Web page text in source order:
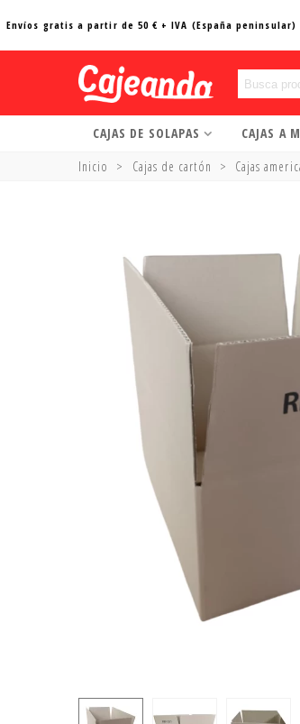
Envíos gratis a partir de 50 € + IVA (España peninsular)
CAJAS DE SOLAPAS CAJAS A
Inicio
> Cajas de cartón > Cajas